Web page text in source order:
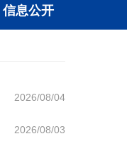
信息公开
2026/08/04
2026/08/03